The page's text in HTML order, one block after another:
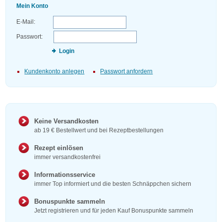
Mein Konto
E-Mail:
Passwort:
Login
Kundenkonto anlegen Passwort anfordern
Keine Versandkosten
ab 19 € Bestellwert und bei Rezeptbestellungen
Rezept einlösen
immer versandkostenfrei
Informationsservice
immer Top informiert und die besten Schnäppchen sichern
Bonuspunkte sammeln
Jetzt registrieren und für jeden Kauf Bonuspunkte sammeln